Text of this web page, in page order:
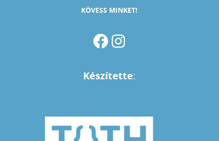
KÖVESS MINKET!
FACEBOOK INSTAGRAM
Készítette: